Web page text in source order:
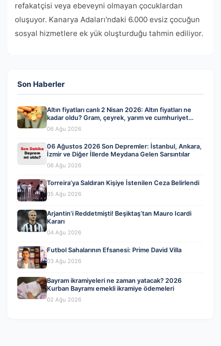
refakatçisi veya ebeveyni olmayan çocuklardan
oluşuyor. Kanarya Adaları'ndaki 6.000 evsiz çocuğun
sosyal hizmetlere ek yük oluşturduğu tahmin ediliyor.
Son Haberler
Altın fiyatları canlı 2 Nisan 2026: Altın fiyatları ne
kadar oldu? Gram, çeyrek, yarım ve cumhuriyet
altını alış satış fiyatları
06 Ağu 2026
06 Ağustos 2026 Son Depremler: İstanbul, Ankara,
İzmir ve Diğer İllerde Meydana Gelen Sarsıntılar
06 Ağu 2026
Torreira’ya Saldıran Kişiye İstenilen Ceza Belirlendi
05 Ağu 2026
Arjantin’i Reddetmişti! Beşiktaş’tan Mauro Icardi
Kararı
04 Ağu 2026
Futbol Sahalarının Efsanesi: Prime David Villa
03 Ağu 2026
Bayram ikramiyeleri ne zaman yatacak? 2026
Kurban Bayramı emekli ikramiye ödemeleri
02 Ağu 2026